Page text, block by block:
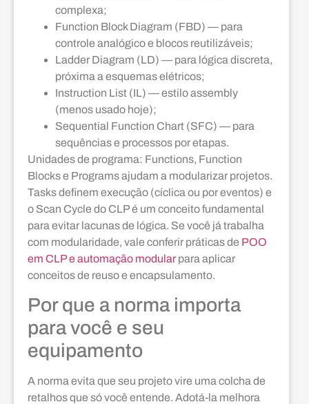
complexa;
Function Block Diagram (FBD) — para
controle analógico e blocos reutilizáveis;
Ladder Diagram (LD) — para lógica discreta,
próxima a esquemas elétricos;
Instruction List (IL) — estilo assembly
(menos usado hoje);
Sequential Function Chart (SFC) — para
sequências e processos por etapas.
Unidades de programa: Functions, Function
Blocks e Programs ajudam a modularizar projetos.
Tasks definem execução (cíclica ou por eventos) e
o Scan Cycle do CLP é um conceito fundamental
para evitar lacunas de lógica. Se você já trabalha
com modularidade, vale conferir práticas de POO
em CLP e automação modular para aplicar
conceitos de reuso e encapsulamento.
Por que a norma importa
para você e seu
equipamento
A norma evita que seu projeto vire uma colcha de
retalhos que só você entende. Adotá-la melhora